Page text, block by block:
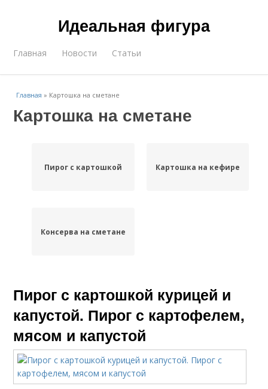
Идеальная фигура
Главная Новости Статьи
Главная » Картошка на сметане
Картошка на сметане
Пирог с картошкой Картошка на кефире
Консерва на сметане
Пирог с картошкой курицей и
капустой. Пирог с картофелем,
мясом и капустой